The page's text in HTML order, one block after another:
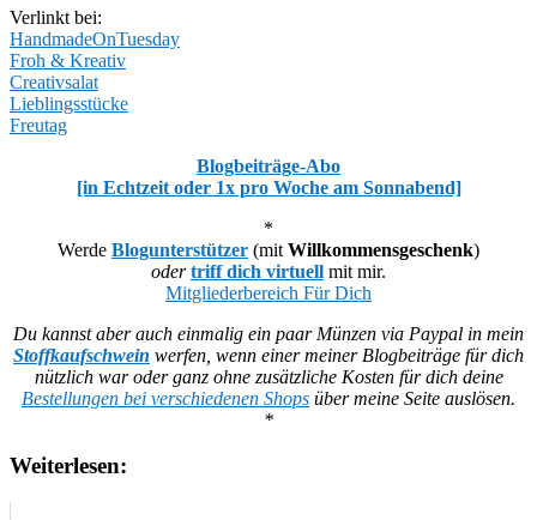
Verlinkt bei:
HandmadeOnTuesday
Froh & Kreativ
Creativsalat
Lieblingsstücke
Freutag
Blogbeiträge-Abo
[in Echtzeit oder 1x pro Woche am Sonnabend]
*
Werde Blogunterstützer (mit Willkommensgeschenk)
oder triff dich virtuell mit mir.
Mitgliederbereich Für Dich
Du kannst aber auch einmalig ein paar Münzen via Paypal in mein
Stoffkaufschwein werfen, wenn einer meiner Blogbeiträge für dich
nützlich war oder ganz ohne zusätzliche Kosten für dich deine
Bestellungen bei verschiedenen Shops über meine Seite auslösen.
*
Weiterlesen: